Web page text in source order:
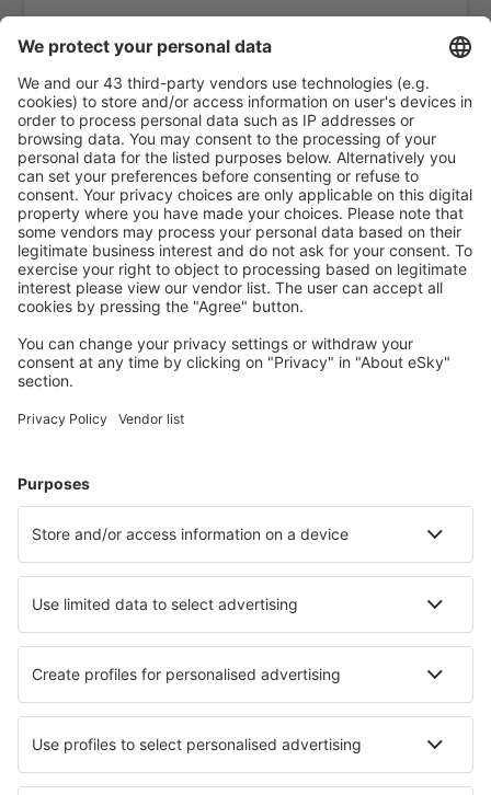
General Pico (GPO)
General Justo José de Urquiza (PRA)
El Cadillal (JUJ)
Río Grande (RGA)
Cordoba Pajas Blancas (COR)
Fisherton (ROS)
Buenos Aires
Resistencia (RES)
La Plata (LPG)
Río Cuarto (RCU)
Río Hondo (RHD)
Posadas (PSS)
Martín Miguel de Güemes (SLA)
Buenos Aires